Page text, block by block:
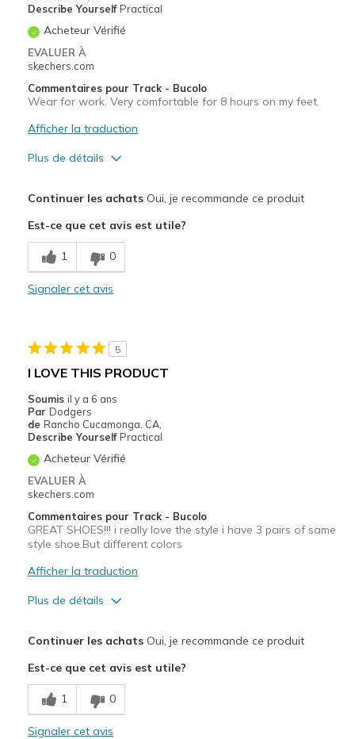
Describe Yourself Practical
Acheteur Vérifié
EVALUER À
skechers.com
Commentaires pour Track - Bucolo
Wear for work. Very comfortable for 8 hours on my feet.
Afficher la traduction
Plus de détails
Breathe Well
Comfortable
Going Out
Width
View On Shoes
Shoes are for Wearing
Continuer les achatsOui, je recommande ce produit
Est-ce que cet avis est utile?
1 0
Signaler cet avis
5
I LOVE THIS PRODUCT
Soumis il y a 6 ans
Par Dodgers
de Rancho Cucamonga. CA,
Describe Yourself Practical
Acheteur Vérifié
EVALUER À
skechers.com
Commentaires pour Track - Bucolo
GREAT SHOES!!! i really love the style i have 3 pairs of same
style shoe.But different colors
Afficher la traduction
Plus de détails
Breathe Well
Comfortable
Continuer les achatsOui, je recommande ce produit
Est-ce que cet avis est utile?
1 0
Signaler cet avis